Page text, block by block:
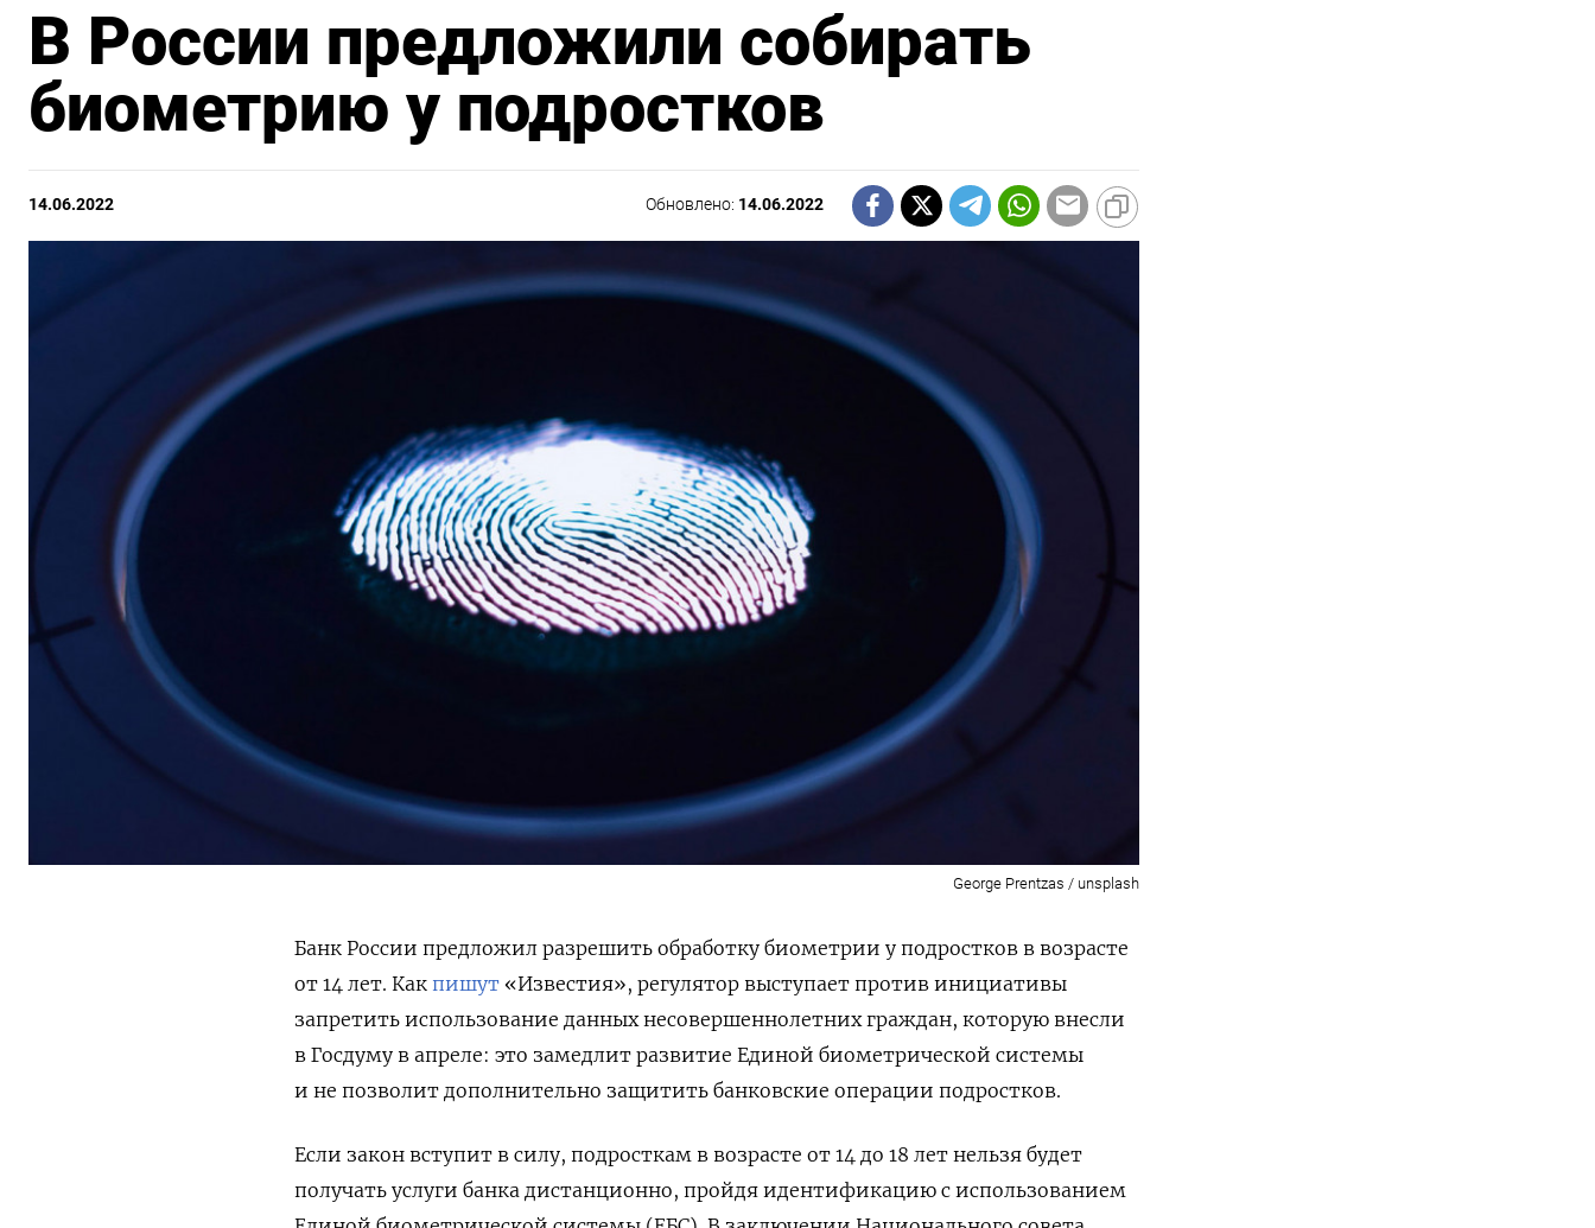
В России предложили собирать
биометрию у подростков
14.06.2022 Обновлено: 14.06.2022
George Prentzas / unsplash
Банк России предложил разрешить обработку биометрии у подростков в возрасте
от 14 лет. Как пишут «Известия», регулятор выступает против инициативы
запретить использование данных несовершеннолетних граждан, которую внесли
в Госдуму в апреле: это замедлит развитие Единой биометрической системы
и не позволит дополнительно защитить банковские операции подростков.
Если закон вступит в силу, подросткам в возрасте от 14 до 18 лет нельзя будет
получать услуги банка дистанционно, пройдя идентификацию с использованием